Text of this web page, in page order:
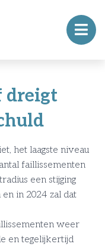
dreigt
het laagste niveau
faillissementen
een stijging
in 2024 zal dat
weer
en tegelijkertijd